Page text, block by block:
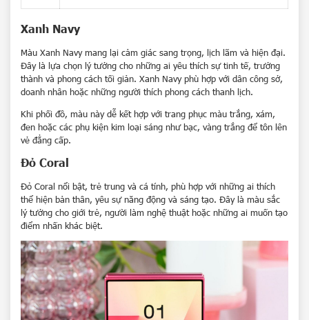
Xanh Navy
Màu Xanh Navy mang lại cảm giác sang trọng, lịch lãm và hiện đại.
Đây là lựa chọn lý tưởng cho những ai yêu thích sự tinh tế, trưởng
thành và phong cách tối giản. Xanh Navy phù hợp với dân công sở,
doanh nhân hoặc những người thích phong cách thanh lịch.
Khi phối đồ, màu này dễ kết hợp với trang phục màu trắng, xám,
đen hoặc các phụ kiện kim loại sáng như bạc, vàng trắng để tôn lên
vẻ đẳng cấp.
Đỏ Coral
Đỏ Coral nổi bật, trẻ trung và cá tính, phù hợp với những ai thích
thể hiện bản thân, yêu sự năng động và sáng tạo. Đây là màu sắc
lý tưởng cho giới trẻ, người làm nghệ thuật hoặc những ai muốn tạo
điểm nhấn khác biệt.